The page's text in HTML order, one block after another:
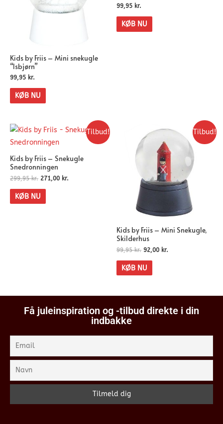
Kids by Friis – Mini snekugle
“Isbjørn”
99,95 kr.
KØB NU
99,95 kr.
KØB NU
Tilbud!
Kids by Friis – Snekugle
Snedronningen
299,95kr. 271,00 kr.
KØB NU
Tilbud!
Kids by Friis – Mini Snekugle,
Skilderhus
99,95kr. 92,00 kr.
KØB NU
Få juleinspiration og -tilbud direkte i din
indbakke